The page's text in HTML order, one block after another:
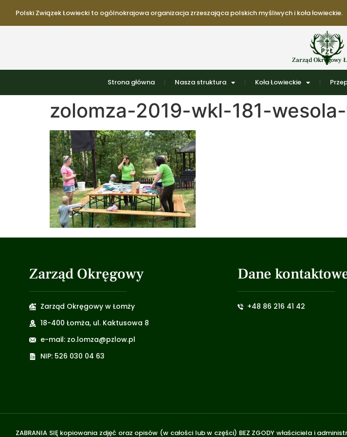
Polski Związek Łowiecki to ogólnokrajowa organizacja zrzeszająca polskich myśliwych i koła łowieckie.
Zarząd Okręgowy
Strona główna Nasza struktura Koła Łowieckie
zolomza-2019-wkl-181-
Zarząd Okręgowy
Zarząd Okręgowy w Łomży
18-400 Łomża, ul. Kaktusowa 8
e-mail: zo.lomza@pzlow.pl
NIP: 526 030 04 63
Dane
+48 86 216 41 42
ZABRANIA SIĘ kopiowania zdjęć oraz opisów (w całości lub w części) BEZ ZGODY właściciela i